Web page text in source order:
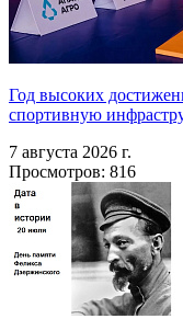
Год высоких
спортивную
7 августа 2026 г.
Просмотров: 816